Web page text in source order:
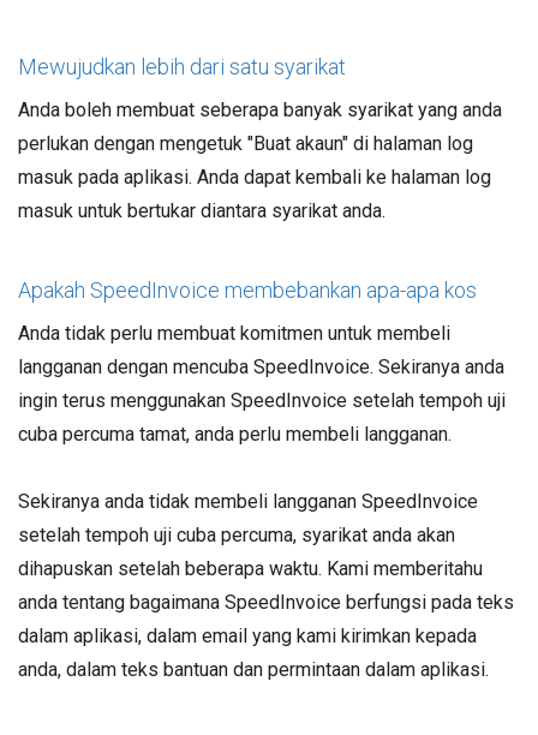
Mewujudkan lebih dari satu syarikat
Anda boleh membuat seberapa banyak syarikat yang anda
perlukan dengan mengetuk "Buat akaun" di halaman log
masuk pada aplikasi. Anda dapat kembali ke halaman log
masuk untuk bertukar diantara syarikat anda.
Apakah SpeedInvoice membebankan apa-apa kos
Anda tidak perlu membuat komitmen untuk membeli
langganan dengan mencuba SpeedInvoice. Sekiranya anda
ingin terus menggunakan SpeedInvoice setelah tempoh uji
cuba percuma tamat, anda perlu membeli langganan.
Sekiranya anda tidak membeli langganan SpeedInvoice
setelah tempoh uji cuba percuma, syarikat anda akan
dihapuskan setelah beberapa waktu. Kami memberitahu
anda tentang bagaimana SpeedInvoice berfungsi pada teks
dalam aplikasi, dalam email yang kami kirimkan kepada
anda, dalam teks bantuan dan permintaan dalam aplikasi.